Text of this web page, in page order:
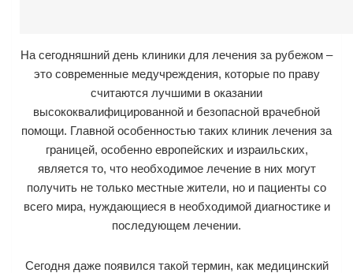
На сегодняшний день клиники для лечения за рубежом –
это современные медучреждения, которые по праву
считаются лучшими в оказании
высококвалифицированной и безопасной врачебной
помощи. Главной особенностью таких клиник лечения за
границей, особенно европейских и израильских,
является то, что необходимое лечение в них могут
получить не только местные жители, но и пациенты со
всего мира, нуждающиеся в необходимой диагностике и
последующем лечении.
Сегодня даже появился такой термин, как медицинский